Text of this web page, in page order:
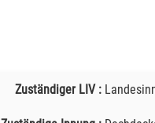
Zuständiger LIV :